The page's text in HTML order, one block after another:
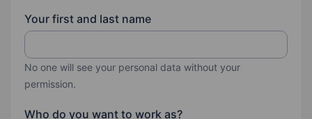
Your first and last name
No one will see your personal data without your
permission.
Who do you want to work as?